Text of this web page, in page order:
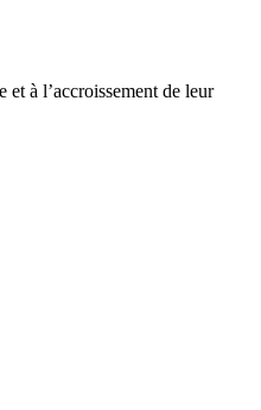
à l’accroissement de leur